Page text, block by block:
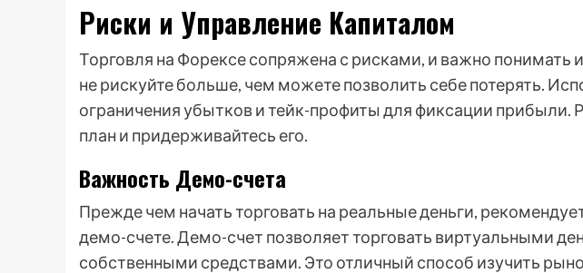
Риски и Управление Капиталом
Торговля на Форексе сопряжена с рисками, и важно понимать
не рискуйте больше, чем можете позволить себе потерять.
ограничения убытков и тейк-профиты для фиксации прибыли.
план и придерживайтесь его.
Важность Демо-счета
Прежде чем начать торговать на реальные деньги,
демо-счете. Демо-счет позволяет торговать виртуальными
собственными средствами. Это отличный способ изучить